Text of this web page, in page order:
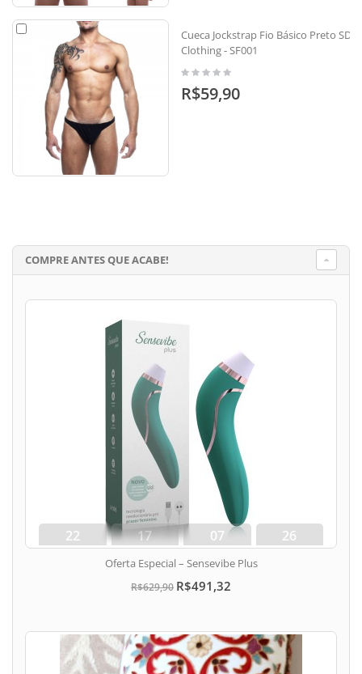
Cueca Jockstrap Fio Básico Preto SD
Clothing - SF001
R$59,90
COMPRE ANTES QUE ACABE!
22
dias
17
hora
07
min
25
seg
Oferta Especial – Sensevibe Plus
R$629,90 R$491,32